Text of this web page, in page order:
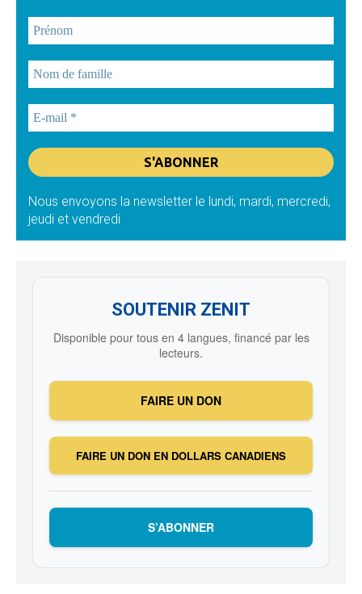
Nous envoyons la newsletter le lundi, mardi, mercredi,
jeudi et vendredi
SOUTENIR ZENIT
Disponible pour tous en 4 langues, financé par les
lecteurs.
FAIRE UN DON
FAIRE UN DON EN DOLLARS CANADIENS
S’ABONNER